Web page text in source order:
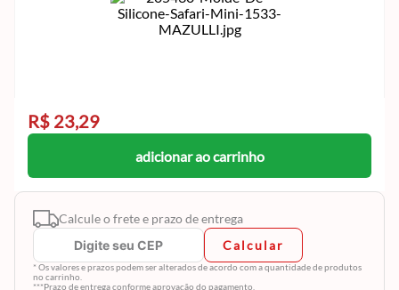
R$ 23,29
adicionar ao carrinho
Calcule o frete e prazo de entrega
Calcular
* Os valores e prazos podem ser alterados de acordo com a quantidade de produtos
no carrinho.
***Prazo de entrega conforme aprovação do pagamento.